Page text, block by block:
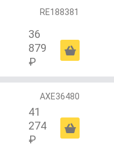
RE188381
36
879
₽
Ä
AXE36480
41
274
₽
Ä